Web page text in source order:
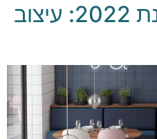
הטרנד החם לשנת 2022: עיצוב